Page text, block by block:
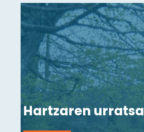
Hartzaren urratsa